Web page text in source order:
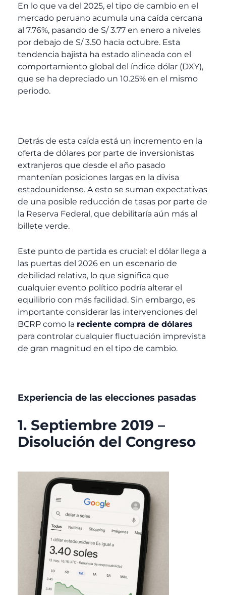
En lo que va del 2025, el tipo de cambio en el
mercado peruano acumula una caída cercana
al 7.76%, pasando de S/ 3.77 en enero a niveles
por debajo de S/ 3.50 hacia octubre. Esta
tendencia bajista ha estado alineada con el
comportamiento global del índice dólar (DXY),
que se ha depreciado un 10.25% en el mismo
periodo.
Detrás de esta caída está un incremento en la
oferta de dólares por parte de inversionistas
extranjeros que desde el año pasado
mantenían posiciones largas en la divisa
estadounidense. A esto se suman expectativas
de una posible reducción de tasas por parte de
la Reserva Federal, que debilitaría aún más al
billete verde.
Este punto de partida es crucial: el dólar llega a
las puertas del 2026 en un escenario de
debilidad relativa, lo que significa que
cualquier evento político podría alterar el
equilibrio con más facilidad. Sin embargo, es
importante considerar las intervenciones del
BCRP como la reciente compra de dólares
para controlar cualquier fluctuación imprevista
de gran magnitud en el tipo de cambio.
Experiencia de las elecciones pasadas
1. Septiembre 2019 –
Disolución del Congreso